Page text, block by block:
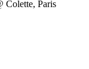
Colette, Paris